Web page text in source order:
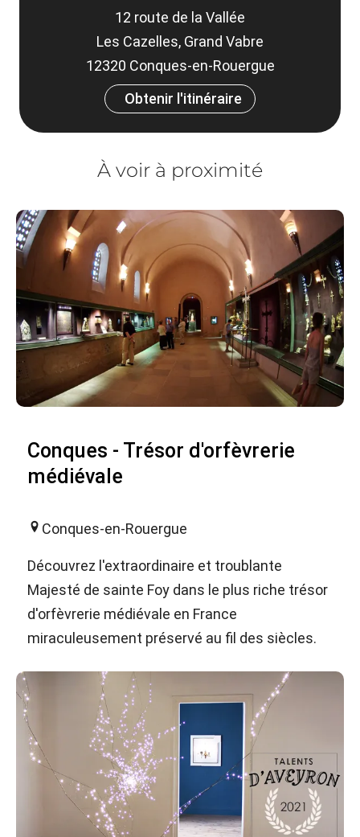
12 route de la Vallée
Les Cazelles, Grand Vabre
12320 Conques-en-Rouergue
Obtenir l'itinéraire
À voir à proximité
Conques - Trésor d'orfèvrerie
médiévale
Conques-en-Rouergue
Découvrez l'extraordinaire et troublante
Majesté de sainte Foy dans le plus riche trésor
d'orfèvrerie médiévale en France
miraculeusement préservé au fil des siècles.